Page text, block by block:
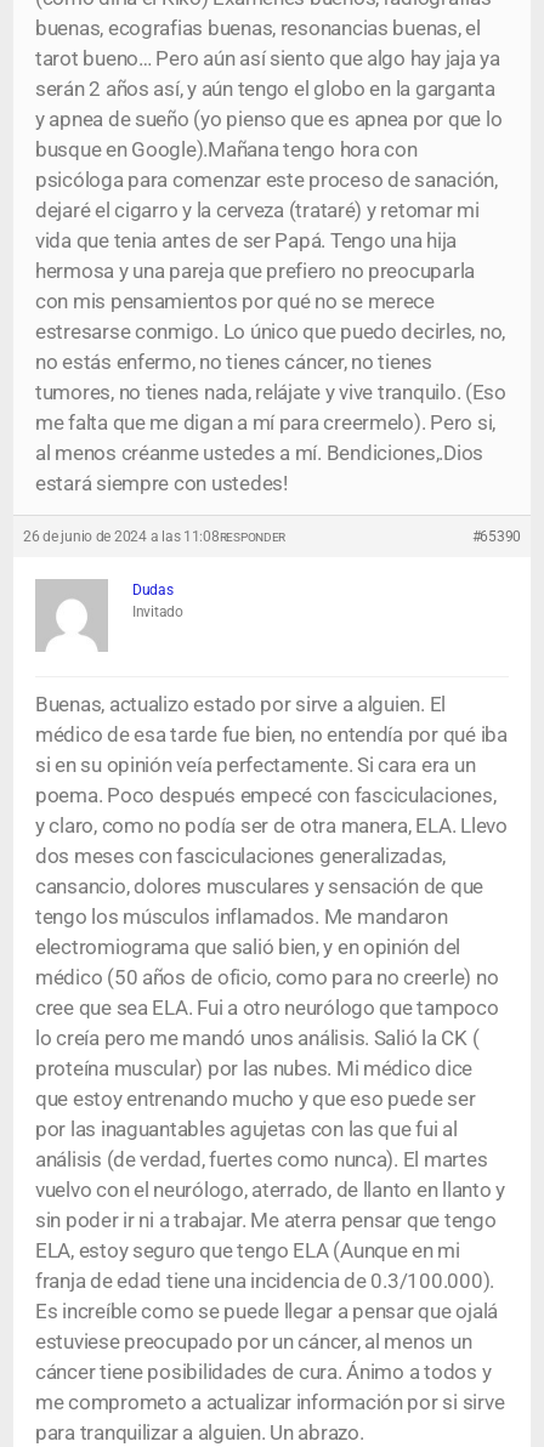
buenas, ecografias buenas, resonancias buenas, el
tarot bueno… Pero aún así siento que algo hay jaja ya
serán 2 años así, y aún tengo el globo en la garganta
y apnea de sueño (yo pienso que es apnea por que lo
busque en Google).Mañana tengo hora con
psicóloga para comenzar este proceso de sanación,
dejaré el cigarro y la cerveza (trataré) y retomar mi
vida que tenia antes de ser Papá. Tengo una hija
hermosa y una pareja que prefiero no preocuparla
con mis pensamientos por qué no se merece
estresarse conmigo. Lo único que puedo decirles, no,
no estás enfermo, no tienes cáncer, no tienes
tumores, no tienes nada, relájate y vive tranquilo. (Eso
me falta que me digan a mí para creermelo). Pero si,
al menos créanme ustedes a mí. Bendiciones,.Dios
estará siempre con ustedes!
26 de junio de 2024 a las 11:08 #65390
RESPONDER
Dudas
Invitado
Buenas, actualizo estado por sirve a alguien. El
médico de esa tarde fue bien, no entendía por qué iba
si en su opinión veía perfectamente. Si cara era un
poema. Poco después empecé con fasciculaciones,
y claro, como no podía ser de otra manera, ELA. Llevo
dos meses con fasciculaciones generalizadas,
cansancio, dolores musculares y sensación de que
tengo los músculos inflamados. Me mandaron
electromiograma que salió bien, y en opinión del
médico (50 años de oficio, como para no creerle) no
cree que sea ELA. Fui a otro neurólogo que tampoco
lo creía pero me mandó unos análisis. Salió la CK (
proteína muscular) por las nubes. Mi médico dice
que estoy entrenando mucho y que eso puede ser
por las inaguantables agujetas con las que fui al
análisis (de verdad, fuertes como nunca). El martes
vuelvo con el neurólogo, aterrado, de llanto en llanto y
sin poder ir ni a trabajar. Me aterra pensar que tengo
ELA, estoy seguro que tengo ELA (Aunque en mi
franja de edad tiene una incidencia de 0.3/100.000).
Es increíble como se puede llegar a pensar que ojalá
estuviese preocupado por un cáncer, al menos un
cáncer tiene posibilidades de cura. Ánimo a todos y
me comprometo a actualizar información por si sirve
para tranquilizar a alguien. Un abrazo.